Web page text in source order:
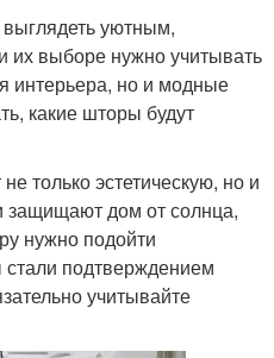
уютным,
выборе нужно учитывать
интерьера, но и модные
какие шторы будут
только эстетическую, но и
защищают дом от солнца,
нужно подойти
подтверждением
учитывайте